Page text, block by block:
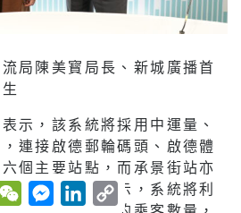
流局陳美寳局長、新城廣播首
示，該系統將採用中運量、
連接啟德郵輪碼頭、啟德體
個主要站點，而承景街站亦
車廠。她亦表示，系統將利
W
e
M
e
L
C
o